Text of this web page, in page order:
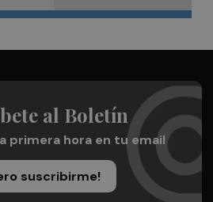
al Boletín
primera hora en tu email
suscribirme!